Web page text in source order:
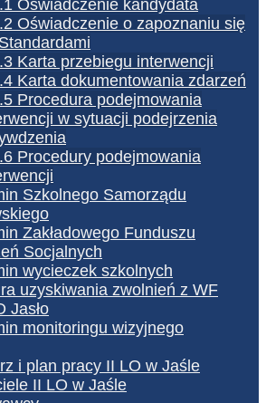
Oświadczenie kandydata
Oświadczenie o zapoznaniu się
Karta przebiegu interwencji
Karta dokumentowania zdarzeń
Procedura podejmowania
w sytuacji podejrzenia
Procedury podejmowania
Szkolnego Samorządu
Zakładowego Funduszu
Socjalnych
wycieczek szkolnych
uzyskiwania zwolnień z WF
Jasło
monitoringu wizyjnego
i plan pracy II LO w Jaśle
II LO w Jaśle